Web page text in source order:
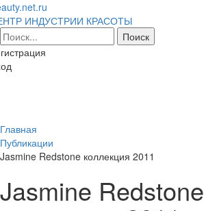
ИНДУСТРИИ КРАСОТЫ
Главная
Публикации
Jasmine Redstone коллекция 2011
Jasmine Redstone